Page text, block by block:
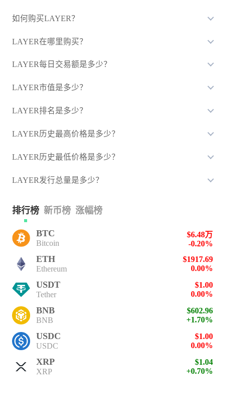
如何购买LAYER？
LAYER在哪里购买？
LAYER每日交易额是多少？
LAYER市值是多少？
LAYER排名是多少？
LAYER历史最高价格是多少？
LAYER历史最低价格是多少？
LAYER发行总量是多少？
排行榜 新币榜 涨幅榜
BTC
Bitcoin
$6.48万
-0.20%
ETH
Ethereum
$1917.69
0.00%
USDT
Tether
$1.00
0.00%
BNB
BNB
$602.96
+1.70%
USDC
USDC
$1.00
0.00%
XRP
XRP
$1.04
+0.70%